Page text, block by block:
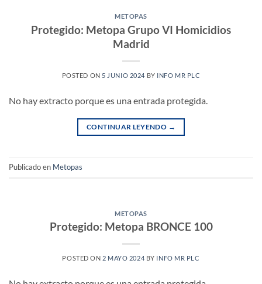
METOPAS
Protegido: Metopa Grupo VI Homicidios
Madrid
POSTED ON 5 JUNIO 2024 BY INFO MR PLC
No hay extracto porque es una entrada protegida.
CONTINUAR LEYENDO →
Publicado en Metopas
METOPAS
Protegido: Metopa BRONCE 100
POSTED ON 2 MAYO 2024 BY INFO MR PLC